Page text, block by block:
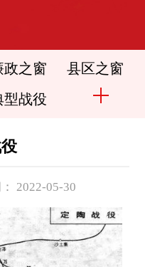
政之窗 县区之窗
型战役
2022-05-30